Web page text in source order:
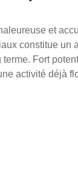
et
déjà florissante.
en
Proprio
de